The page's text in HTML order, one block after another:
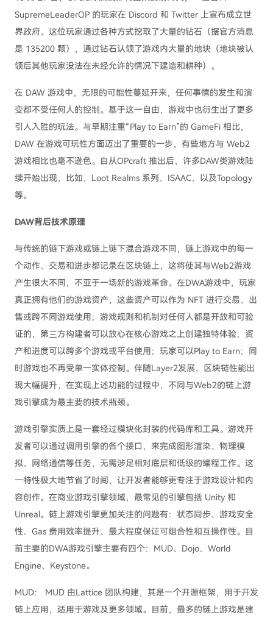
SupremeLeaderOP 的玩家在 Discord 和 Twitter 上宣布成立世
界政府。这位玩家通过各种方式挖取了大量的钻石（据官方消息
是 135200 颗），通过钻石认领了游戏内大量的地块（地块被认
领后其他玩家没法在未经允许的情况下建造和耕种）。
在 DAW 游戏中，无限的可能性蔓延开来，任何事情的发生和演
变都不受任何人的控制。基于这一自由，游戏中也衍生出了更多
引人入胜的玩法。与早期注重“Play to Earn”的 GameFi 相比，
DAW 在游戏可玩性方面迈出了重要的一步，有些地方与 Web2
游戏相比也毫不逊色。自从OPcraft 推出后，许多DAW类游戏陆
续开始出现，比如，Loot Realms 系列、ISAAC、以及Topology
等。
DAW背后技术原理
与传统的链下游戏或链上链下混合游戏不同，链上游戏中的每一
个动作、交易和进步都记录在区块链上，这将使其与Web2游戏
产生很大不同，不亚于一场新的游戏革命。在DWA游戏中，玩家
真正拥有他们的游戏资产，这些资产可以作为 NFT 进行交易、出
售或跨不同游戏使用；游戏规则和机制对任何人都是开放和可验
证的，第三方构建者可以放心在核心游戏之上创建独特体验；资
产和进度可以跨多个游戏或平台使用；玩家可以Play to Earn；同
时游戏也不再受单一实体控制。伴随Layer2发展，区块链性能出
现大幅提升，在实现上述功能的过程中，不同与Web2的链上游
戏引擎成为最主要的技术瓶颈。
游戏引擎实质上是一套经过模块化封装的代码库和工具。游戏开
发者可以通过调用引擎的各个接口，来完成图形渲染、物理模
拟、网络通信等任务，无需涉足相对底层和低级的编程工作。这
一特性极大地节省了时间，让开发者能够更专注于游戏设计和内
容创作。在商业游戏引擎领域，最常见的引擎包括 Unity 和
Unreal。链上游戏引擎更加关注的问题有：状态同步、游戏安全
性、Gas 费用效率提升、最大程度保证可组合性和互操作性。目
前主要的DWA游戏引擎主要有四个：MUD、Dojo、World
Engine、Keystone。
MUD： MUD 由Lattice 团队构建，其是一个开源框架，用于开发
链上应用，适用于游戏及更多领域。目前，最多的链上游戏是建